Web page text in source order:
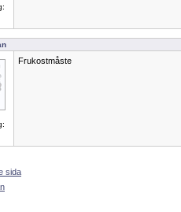
Frukostmåste
sida